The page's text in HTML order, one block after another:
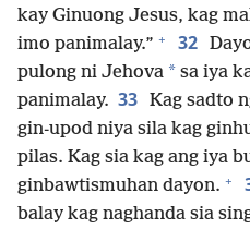
kay Ginuong Jesus, kag
imo panimalay.” + 32
pulong ni Jehova * sa iya
panimalay. 33 Kag sadto
gin-upod niya sila kag
pilas. Kag sia kag ang iya
ginbawtismuhan dayon. +
balay kag naghanda sia